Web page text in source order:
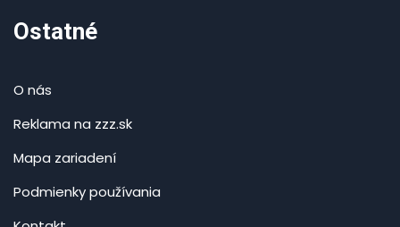
Ostatné
O nás
Reklama na zzz.sk
Mapa zariadení
Podmienky používania